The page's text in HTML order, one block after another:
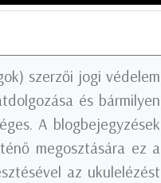
szerzői jogi védelem
és bármilyen
A blogbejegyzések
megosztására ez a
az ukulelézést